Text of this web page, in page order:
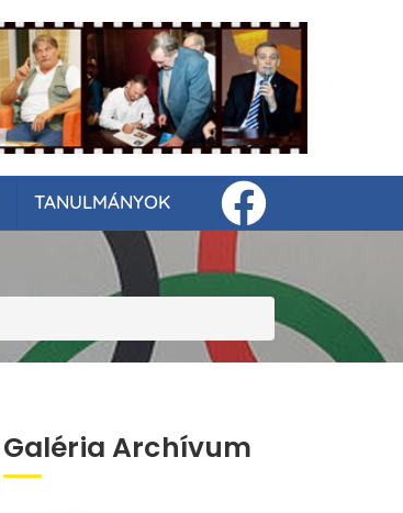
TANULMÁNYOK
Galéria Archívum